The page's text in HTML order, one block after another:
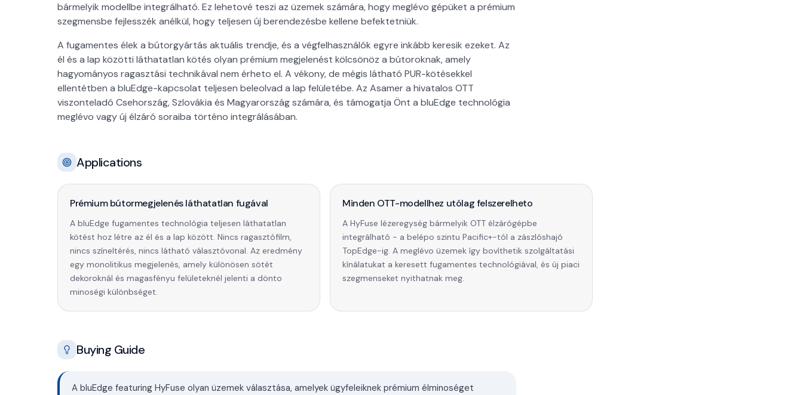
bármelyik modellbe integrálható. Ez lehetové teszi az üzemek számára, hogy meglévo gépüket a prémium
szegmensbe fejlesszék anélkül, hogy teljesen új berendezésbe kellene befektetniük.
A fugamentes élek a bútorgyártás aktuális trendje, és a végfelhasználók egyre inkább keresik ezeket. Az
él és a lap közötti láthatatlan kötés olyan prémium megjelenést kölcsönöz a bútoroknak, amely
hagyományos ragasztási technikával nem érheto el. A vékony, de mégis látható PUR-kötésekkel
ellentétben a bluEdge-kapcsolat teljesen beleolvad a lap felületébe. Az Asamer a hivatalos OTT
viszonteladó Csehország, Szlovákia és Magyarország számára, és támogatja Önt a bluEdge technológia
meglévo vagy új élzáró soraiba történo integrálásában.
Applications
Prémium bútormegjelenés láthatatlan fugával
A bluEdge fugamentes technológia teljesen láthatatlan
kötést hoz létre az él és a lap között. Nincs ragasztófilm,
nincs színeltérés, nincs látható választóvonal. Az eredmény
egy monolitikus megjelenés, amely különösen sötét
dekoroknál és magasfényu felületeknél jelenti a dönto
minoségi különbséget.
Minden OTT-modellhez utólag felszerelheto
A HyFuse lézeregység bármelyik OTT élzárógépbe
integrálható - a belépo szintu Pacific+-tól a zászlóshajó
TopEdge-ig. A meglévo üzemek így bovíthetik szolgáltatási
kínálatukat a keresett fugamentes technológiával, és új piaci
szegmenseket nyithatnak meg.
Buying Guide
A bluEdge featuring HyFuse olyan üzemek választása, amelyek ügyfeleiknek prémium élminoséget